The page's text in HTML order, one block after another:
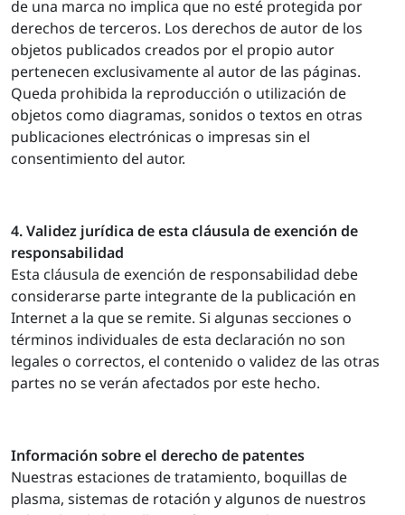
de una marca no implica que no esté protegida por
derechos de terceros. Los derechos de autor de los
objetos publicados creados por el propio autor
pertenecen exclusivamente al autor de las páginas.
Queda prohibida la reproducción o utilización de
objetos como diagramas, sonidos o textos en otras
publicaciones electrónicas o impresas sin el
consentimiento del autor.
4. Validez jurídica de esta cláusula de exención de
responsabilidad
Esta cláusula de exención de responsabilidad debe
considerarse parte integrante de la publicación en
Internet a la que se remite. Si algunas secciones o
términos individuales de esta declaración no son
legales o correctos, el contenido o validez de las otras
partes no se verán afectados por este hecho.
Información sobre el derecho de patentes
Nuestras estaciones de tratamiento, boquillas de
plasma, sistemas de rotación y algunos de nuestros